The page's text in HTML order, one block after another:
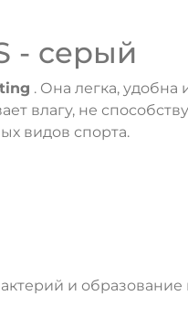
- серый
. Она легка, удобна
влагу, не
видов спорта.
и образование